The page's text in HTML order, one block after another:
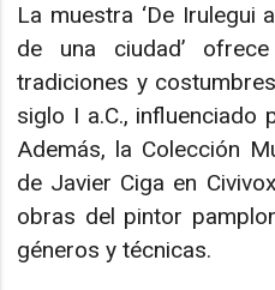
La muestra ‘De Irulegui
de una ciudad’
tradiciones y
siglo I a.C., influenciado
Además, la Colección
de Javier Ciga en
obras del pintor
géneros y técnicas.